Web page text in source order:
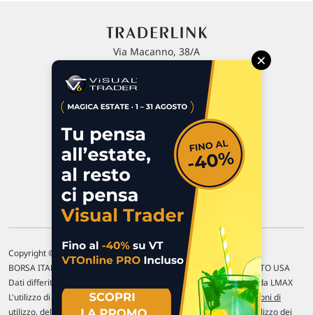
Via Macanno, 38/A
P.IVA 02 452 460 401
Commenti e segnalazioni
Contattaci
Copyright © 1996-2026 Traderlink Italia s.r.l.
BORSA ITALIANA Quotazioni di borsa differite di 15 min. / MERCATO USA
Dati differiti di 15 min. (fonte Intrinio) / FOREX Quotazioni fornite da LMAX
L'utilizzo di questo sito implica l'accettazione delle nostre Condizioni di
utilizzo, del Disclaimer MAR, dellePolitiche sulla privacye dell' Utilizzo dei
×